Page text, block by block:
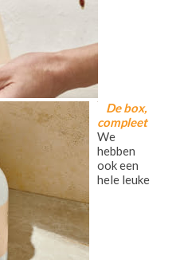
De box,
compleet
We
hebben
ook een
hele leuke